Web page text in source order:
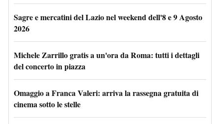
Sagre e mercatini del Lazio nel weekend dell'8 e 9 Agosto
2026
Michele Zarrillo gratis a un'ora da Roma: tutti i dettagli
del concerto in piazza
Omaggio a Franca Valeri: arriva la rassegna gratuita di
cinema sotto le stelle